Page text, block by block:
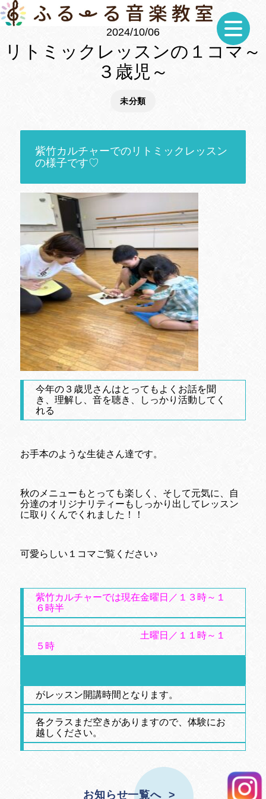
2024/10/06
リトミックレッスンの１コマ～
３歳児～
未分類
紫竹カルチャーでのリトミックレッスン
の様子です♡
今年の３歳児さんはとってもよくお話を聞
き、理解し、音を聴き、しっかり活動してく
れる
お手本のような生徒さん達です。
秋のメニューもとっても楽しく、そして元気に、自
分達のオリジナリティーもしっかり出してレッスン
に取りくんでくれました！！
可愛らしい１コマご覧ください♪
紫竹カルチャーでは現在金曜日／１３時～１
６時半
土曜日／１１時～１
５時
がレッスン開講時間となります。
各クラスまだ空きがありますので、体験にお
越しください。
お知らせ一覧へ